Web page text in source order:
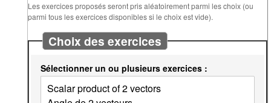
Les exercices proposés seront pris aléatoirement parmi les choix (ou
parmi tous les exercices disponibles si le choix est vide).
Choix des exercices
Sélectionner un ou plusieurs exercices :